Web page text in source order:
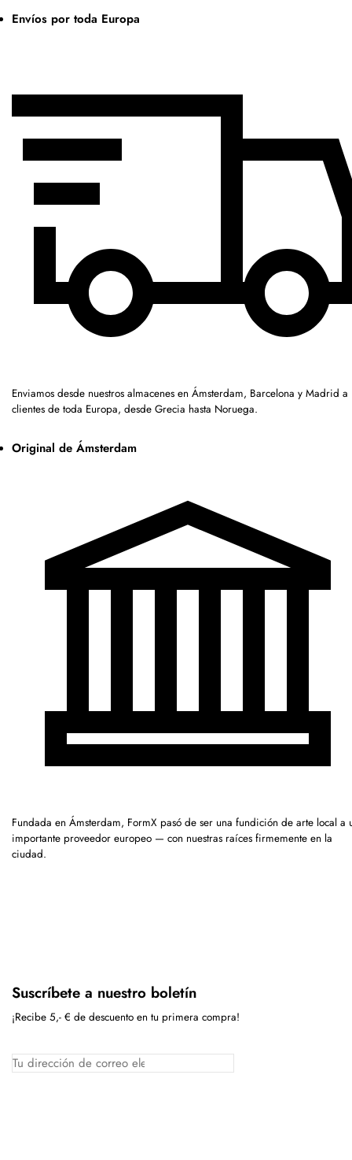
Envíos por toda Europa
Enviamos desde nuestros almacenes en Ámsterdam, Barcelona y Madrid a
clientes de toda Europa, desde Grecia hasta Noruega.
Original de Ámsterdam
Fundada en Ámsterdam, FormX pasó de ser una fundición de arte local a
importante proveedor europeo — con nuestras raíces firmemente en la
ciudad.
Suscríbete a nuestro boletín
¡Recibe 5,- € de descuento en tu primera compra!